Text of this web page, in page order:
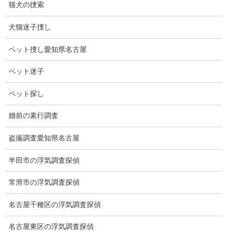
弊社はベテラン
の探偵と適材適
揃えて万全の調査を致します。
調査終了後はアフターフォローを致しますのでご安心ください。
まずはお気軽にご相談ください。
無料相談専用電話 10:00～17:00〔不定休〕
070-2678-3739
お問い合わせフォーム
猫犬の捜索
犬猫迷子捜し
ペット捜し愛知県名古屋
ペット迷子
ペット探し
婚前の素行調査
盗撮調査愛知県名古屋
半田市の浮気調査探偵
常滑市の浮気調査探偵
名古屋千種区の浮気調査探偵
名古屋東区の浮気調査探偵